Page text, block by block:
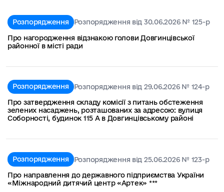
Розпорядження
Розпорядження від 30.06.2026 № 125-р
Про нагородження відзнакою голови Довгинцівської
районної в місті ради
Розпорядження
Розпорядження від 29.06.2026 № 124-р
Про затвердження складу комісії з питань обстеження
зелених насаджень, розташованих за адресою: вулиця
Соборності, будинок 115 А в Довгинцівському районі
Розпорядження
Розпорядження від 25.06.2026 № 123-р
Про направлення до державного підприємства України
«Міжнародний дитячий центр «Артек» ***